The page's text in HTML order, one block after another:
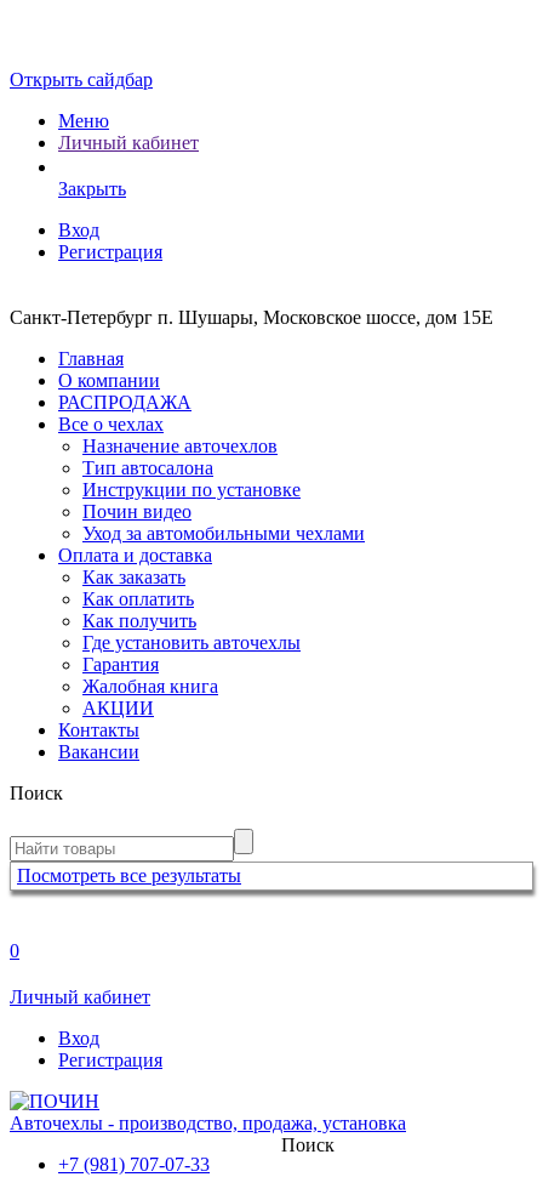
Открыть сайдбар
Меню
Личный кабинет
Закрыть
Вход
Регистрация
Санкт-Петербург п. Шушары, Московское шоссе, дом 15Е
Главная
О компании
РАСПРОДАЖА
Все о чехлах
Назначение авточехлов
Тип автосалона
Инструкции по установке
Почин видео
Уход за автомобильными чехлами
Оплата и доставка
Как заказать
Как оплатить
Как получить
Где установить авточехлы
Гарантия
Жалобная книга
АКЦИИ
Контакты
Вакансии
Поиск
Посмотреть все результаты
0
Личный кабинет
Вход
Регистрация
Авточехлы - производство, продажа, установка
+7 (981) 707-07-33
Поиск